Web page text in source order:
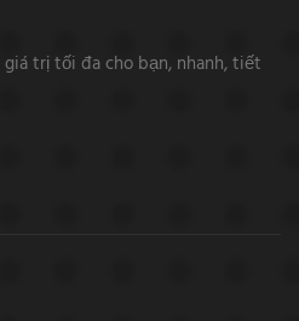
giá trị tối đa cho bạn, nhanh, tiết